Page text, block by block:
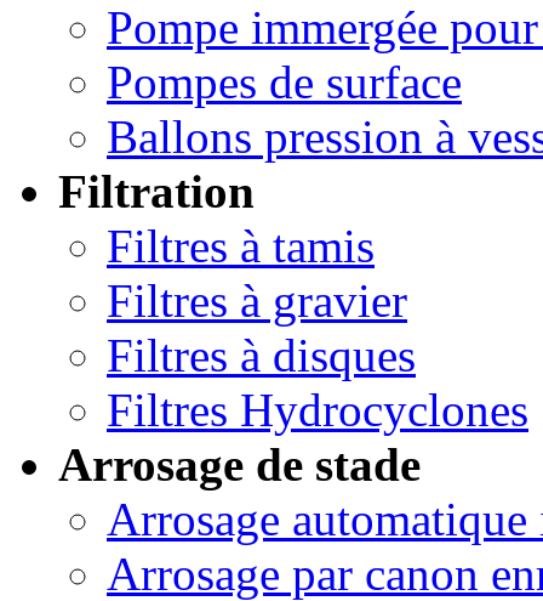
Pompe immergée
Pompes de surface
Ballons pression à
Filtration
Filtres à tamis
Filtres à gravier
Filtres à disques
Filtres Hydrocyclones
Arrosage de stade
Arrosage automatique
Arrosage par canon